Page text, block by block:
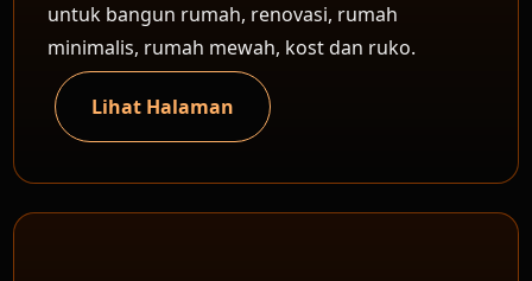
untuk bangun rumah, renovasi, rumah
minimalis, rumah mewah, kost dan ruko.
Lihat Halaman